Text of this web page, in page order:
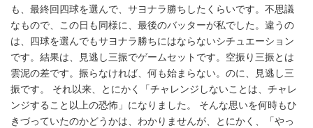
も、最終回四球を選んで、サヨナラ勝ちしたくらいです。不思議
なもので、この日も同様に、最後のバッターが私でした。違うの
は、四球を選んでもサヨナラ勝ちにはならないシチュエーション
です。結果は、見逃し三振でゲームセットです。空振り三振とは
雲泥の差です。振らなければ、何も始まらない。のに、見逃し三
振です。 それ以来、とにかく「チャレンジしないことは、チャレ
ンジすること以上の恐怖」になりました。 そんな思いを何時もひ
きづっていたのかどうかは、わかりませんが、とにかく、「やっ